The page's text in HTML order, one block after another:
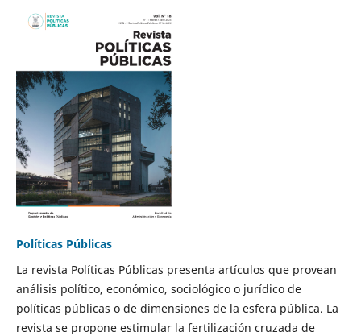
Políticas Públicas
La revista Políticas Públicas presenta artículos que provean
análisis político, económico, sociológico o jurídico de
políticas públicas o de dimensiones de la esfera pública. La
revista se propone estimular la fertilización cruzada de